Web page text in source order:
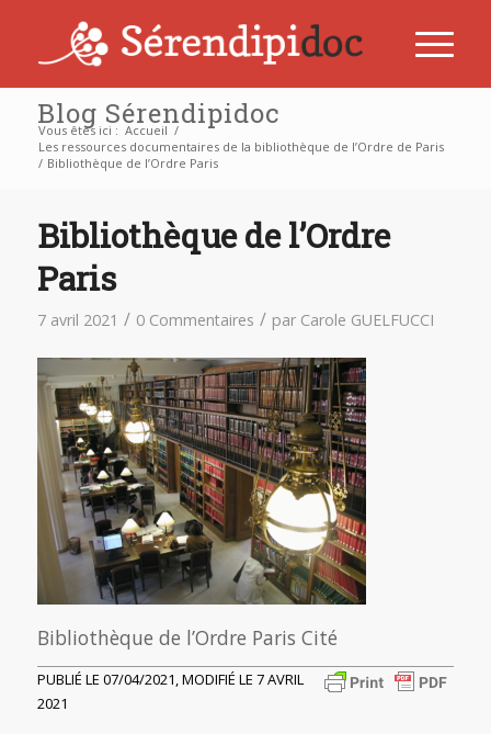
Blog Sérendipidoc
Vous êtes ici : Accueil /
Les ressources documentaires de la bibliothèque de l’Ordre de Paris
/ Bibliothèque de l’Ordre Paris
Bibliothèque de l’Ordre
Paris
7 avril 2021 / 0 Commentaires / par Carole GUELFUCCI
Bibliothèque de l’Ordre Paris Cité
PUBLIÉ LE 07/04/2021, MODIFIÉ LE 7 AVRIL
2021